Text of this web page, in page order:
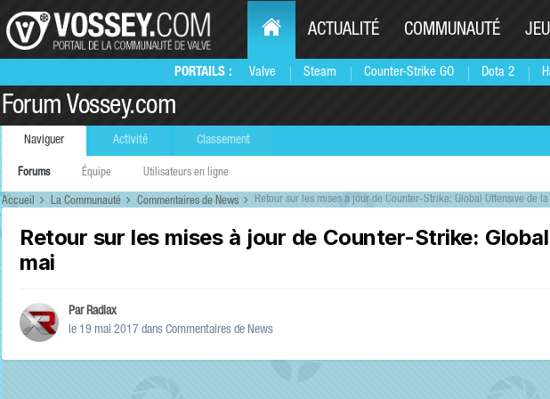
PORTAILS : Valve Steam Counter-Strike GO Dota 2
ACTUALITÉ COMMUNAUTÉ
Forum Vossey.com
Naviguer
Forums Équipe Utilisateurs en ligne
Activité Classement
Accueil La Communauté Commentaires de News Retour sur les mises à jour de Counter-Strike: Global Offensive de
Retour sur les mises à jour de Counter-Strike:
mai
ParRadiax
le 19 mai 2017 dans Commentaires de News